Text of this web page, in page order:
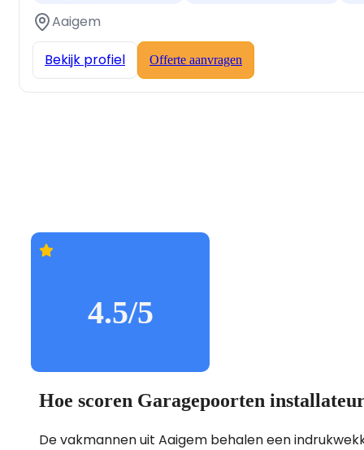
Aaigem
Bekijk profiel Offerte aanvragen
4.5/5
Hoe scoren Garagepoorten
De vakmannen uit Aaigem behalen een